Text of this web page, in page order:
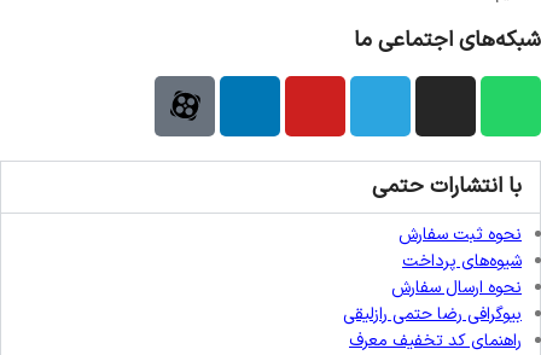
شبکه‌های اجتماعی ما
با انتشارات حتمی
نحوه ثبت سفارش
شیوه‌های پرداخت
نحوه ارسال سفارش
بیوگرافی رضا حتمی رازلیقی
راهنمای کد تخفیف معرف